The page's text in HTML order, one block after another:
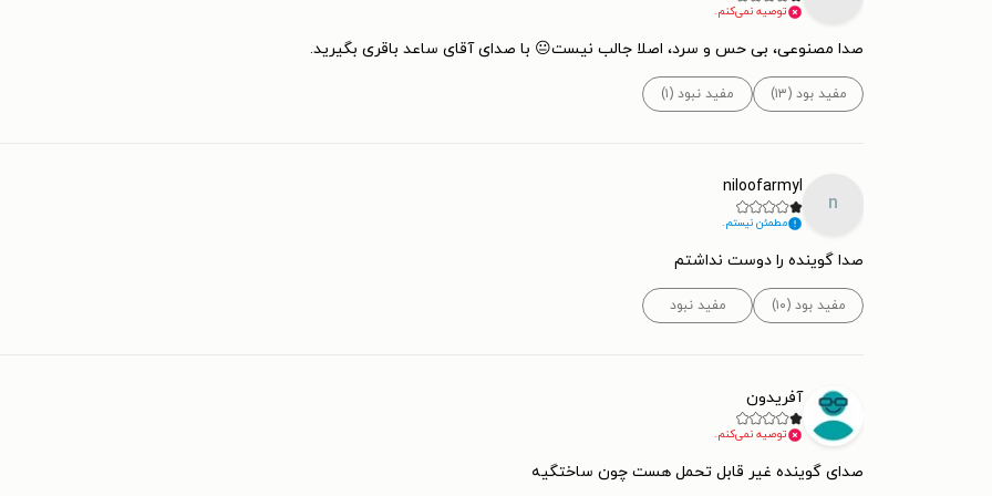
توصیه نمی‌کنم.
صدا مصنوعی، بی حس و سرد، اصلا جالب نیست😐 با صدای آقای ساعد باقری بگیرید.
مفید بود (۱۳) مفید نبود (۱)
n
niloofarmyl
مطمئن نیستم.
صدا گوینده را دوست نداشتم
مفید بود (۱۰) مفید نبود
آفریدون
توصیه نمی‌کنم.
صدای گوینده غیر قابل تحمل هست چون ساختگیه